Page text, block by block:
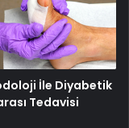
İle Diyabetik
Tedavisi